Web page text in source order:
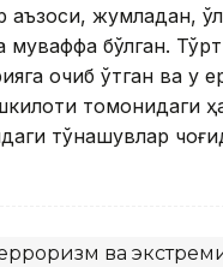
аъзоси, жумладан,
муваффақ бўлган.
қочиб ўтган ва у
томонидаги
тўқнашувлар
ва